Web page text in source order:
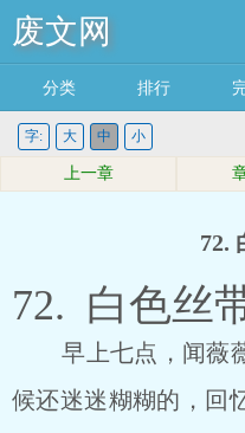
废文网
分类 排行
字: 大 中 小
上一章
72.
72. 白色丝
早上七点，闻薇薇
候还迷迷糊糊的，回